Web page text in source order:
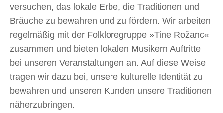
versuchen, das lokale Erbe, die Traditionen und
Bräuche zu bewahren und zu fördern. Wir arbeiten
regelmäßig mit der Folkloregruppe »Tine Rožanc«
zusammen und bieten lokalen Musikern Auftritte
bei unseren Veranstaltungen an. Auf diese Weise
tragen wir dazu bei, unsere kulturelle Identität zu
bewahren und unseren Kunden unsere Traditionen
näherzubringen.